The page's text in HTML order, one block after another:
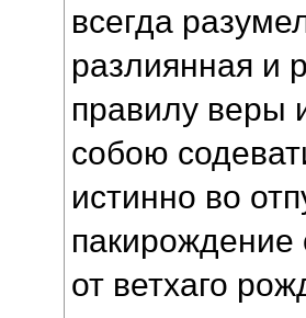
всегда
разлиянная и
правилу веры
собою
истинно во
пакирождение
от ветхаго